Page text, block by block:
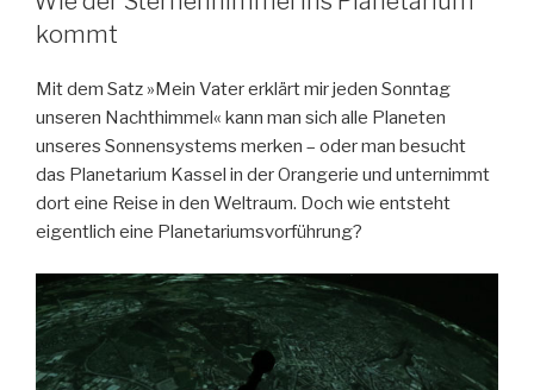
kommt
Mit dem Satz »Mein Vater erklärt mir jeden Sonntag
unseren Nachthimmel« kann man sich alle Planeten
unseres Sonnensystems merken – oder man besucht
das Planetarium Kassel in der Orangerie und unternimmt
dort eine Reise in den Weltraum. Doch wie entsteht
eigentlich eine Planetariumsvorführung?